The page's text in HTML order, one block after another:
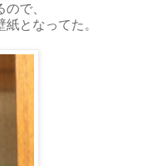
で、
となってた。